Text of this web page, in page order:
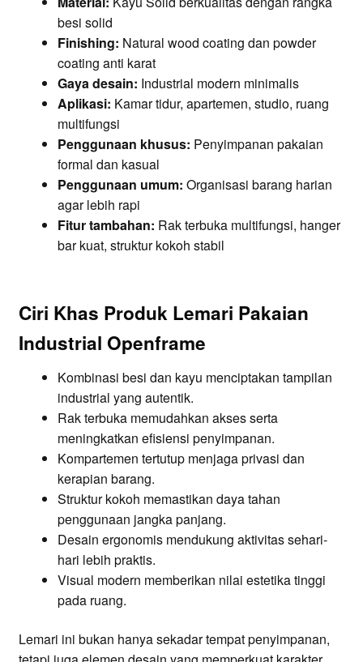
besi solid
Finishing: Natural wood coating dan powder
coating anti karat
Gaya desain: Industrial modern minimalis
Aplikasi: Kamar tidur, apartemen, studio, ruang
multifungsi
Penggunaan khusus: Penyimpanan pakaian
formal dan kasual
Penggunaan umum: Organisasi barang harian
agar lebih rapi
Fitur tambahan: Rak terbuka multifungsi, hanger
bar kuat, struktur kokoh stabil
Ciri Khas Produk Lemari Pakaian
Industrial Openframe
Kombinasi besi dan kayu menciptakan tampilan
industrial yang autentik.
Rak terbuka memudahkan akses serta
meningkatkan efisiensi penyimpanan.
Kompartemen tertutup menjaga privasi dan
kerapian barang.
Struktur kokoh memastikan daya tahan
penggunaan jangka panjang.
Desain ergonomis mendukung aktivitas sehari-
hari lebih praktis.
Visual modern memberikan nilai estetika tinggi
pada ruang.
Lemari ini bukan hanya sekadar tempat penyimpanan,